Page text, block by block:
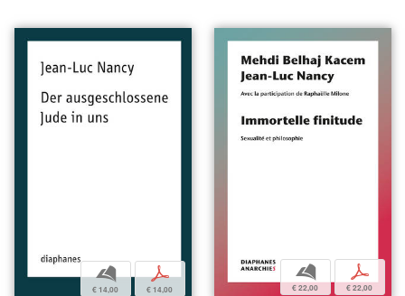
b
€ 14,00
p
€ 14,00
b
€ 22,00
p
€ 22,00